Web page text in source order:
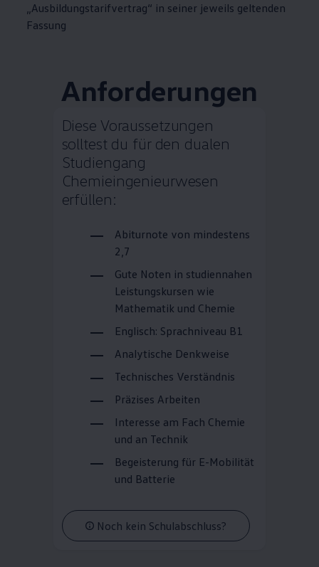
„Ausbildungstarifvertrag“ in seiner jeweils geltenden
Fassung
Anforderungen
Diese Voraussetzungen
solltest du für den dualen
Studiengang
Chemieingenieurwesen
erfüllen:
Abiturnote von mindestens
2,7
Gute Noten in studiennahen
Leistungskursen wie
Mathematik und Chemie
Englisch: Sprachniveau B1
Analytische Denkweise
Technisches Verständnis
Präzises Arbeiten
Interesse am Fach Chemie
und an Technik
Begeisterung für E-Mobilität
und Batterie
Noch kein Schulabschluss?